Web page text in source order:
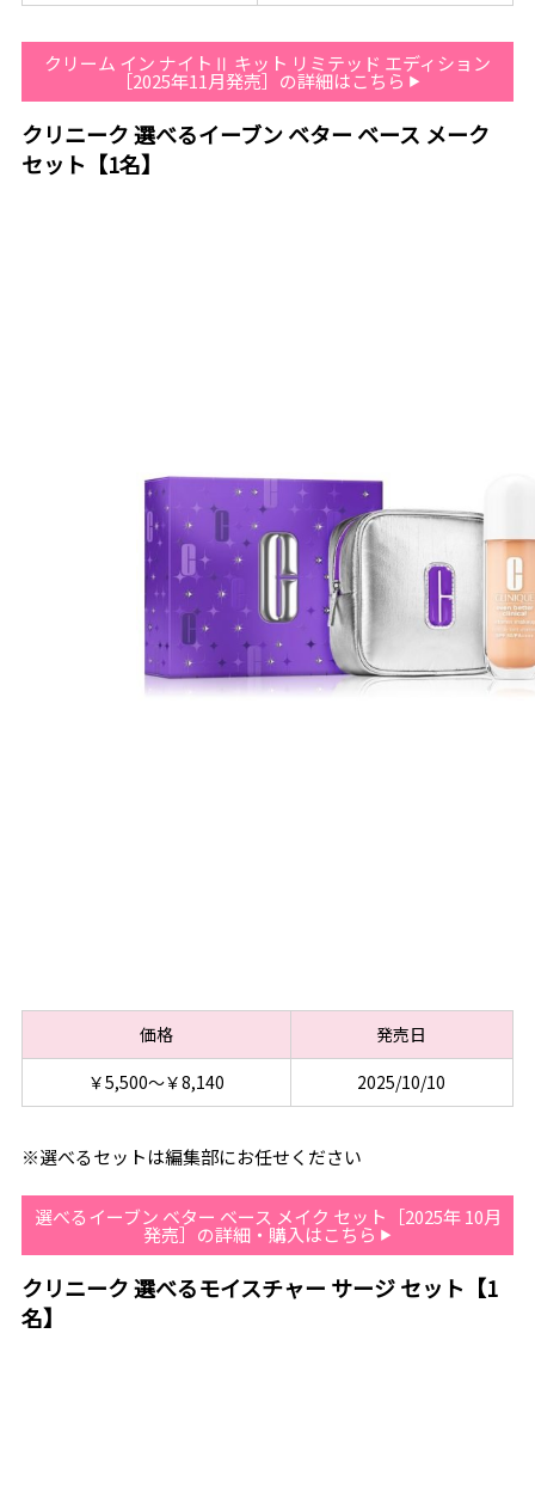
クリーム イン ナイトⅡ キット リミテッド エディション
［2025年11月発売］の詳細はこちら
クリニーク 選べるイーブン ベター ベース メーク
セット【1名】
価格
発売日
￥5,500～￥8,140
2025/10/10
※選べるセットは編集部にお任せください
選べるイーブン ベター ベース メイク セット［2025年 10月
発売］の詳細・購入はこちら
クリニーク 選べるモイスチャー サージ セット【1
名】